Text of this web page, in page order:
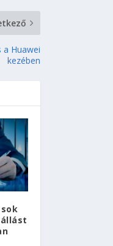
a Huawei
kezében